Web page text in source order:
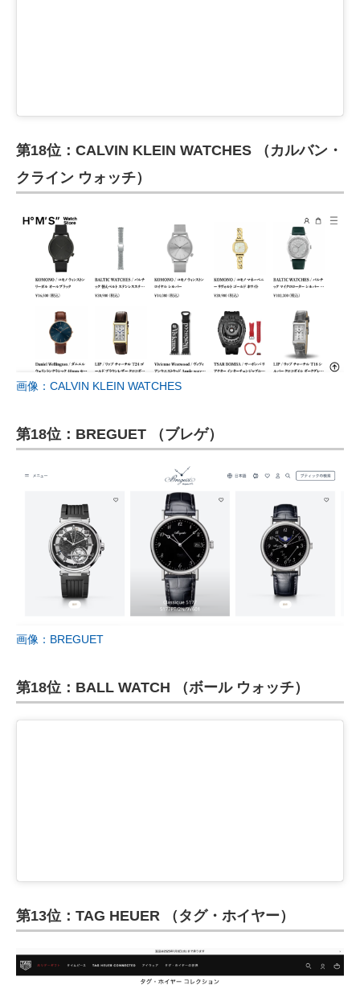
第18位：CALVIN KLEIN WATCHES （カルバン・
クライン ウォッチ）
画像：CALVIN KLEIN WATCHES
第18位：BREGUET （ブレゲ）
画像：BREGUET
第18位：BALL WATCH （ボール ウォッチ）
第13位：TAG HEUER （タグ・ホイヤー）